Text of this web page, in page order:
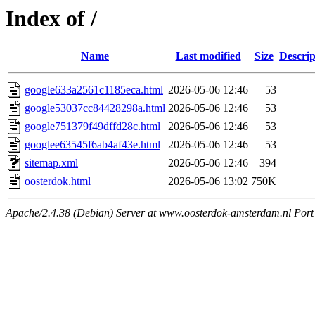
Index of /
Name Last modified Size
google633a2561c1185eca.html 2026-05-06 12:46
53
google53037cc84428298a.html 2026-05-06 12:46
53
google751379f49dffd28c.html
2026-05-06 12:46
53
googlee63545f6ab4af43e.html
2026-05-06 12:46
53
sitemap.xml
2026-05-06 12:46
394
oosterdok.html
2026-05-06 13:02 750K
Apache/2.4.38 (Debian) Server at www.oosterdok-amsterdam.nl